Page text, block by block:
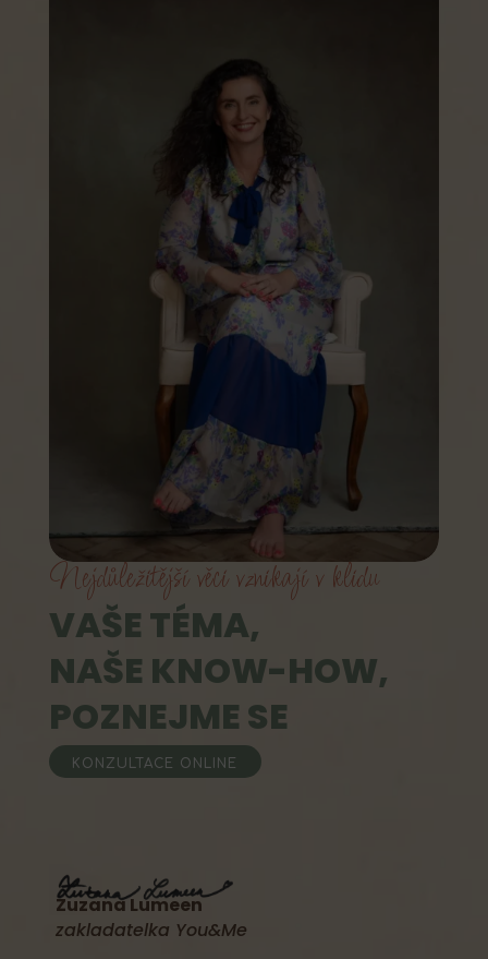
Nejdůležitější věci vznikají v klidu
VAŠE TÉMA,
NAŠE KNOW-HOW,
POZNEJME SE
KONZULTACE ONLINE
Zuzana Lumeen
zakladatelka You&Me